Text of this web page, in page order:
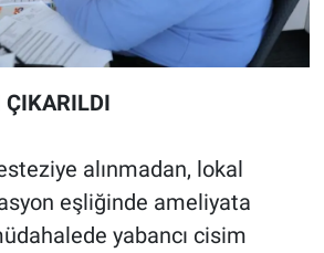
alınmadan, lokal
eşliğinde ameliyata
yabancı cisim